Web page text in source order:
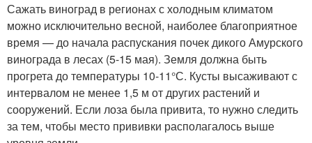
Сажать виноград в регионах с холодным климатом
можно исключительно весной, наиболее благоприятное
время — до начала распускания почек дикого Амурского
винограда в лесах (5-15 мая). Земля должна быть
прогрета до температуры 10-11°С. Кусты высаживают с
интервалом не менее 1,5 м от других растений и
сооружений. Если лоза была привита, то нужно следить
за тем, чтобы место прививки располагалось выше